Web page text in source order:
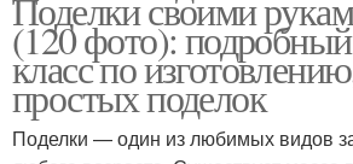
Интересные поделки
(120 фото):
класс по
простых поделок
Поделки — один из любимых видов